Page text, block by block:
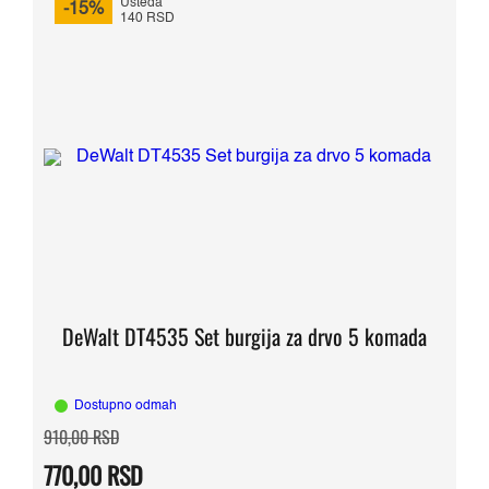
-15%
Ušteda
140 RSD
DeWalt DT4535 Set burgija za drvo 5 komada
Dostupno odmah
910,00RSDOriginalna
cena
bila:
770,00RSD
Trenutna
cena
770,00 RSD.